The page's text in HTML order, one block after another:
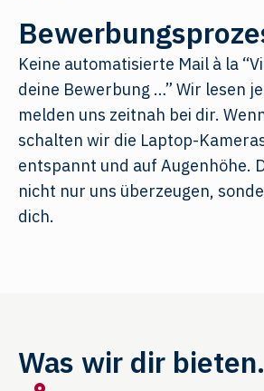
Keine automatisierte Mail à la
deine Bewerbung …” Wir lesen
melden uns zeitnah bei dir.
schalten wir die Laptop-
entspannt und auf Augenhöhe.
nicht nur uns überzeugen,
dich.
Was wir dir bieten.